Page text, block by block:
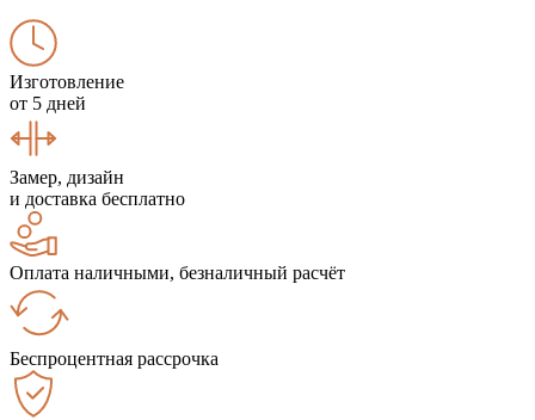
Изготовление
от 5 дней
Замер, дизайн
и доставка бесплатно
Оплата наличными, безналичный расчёт
Беспроцентная рассрочка